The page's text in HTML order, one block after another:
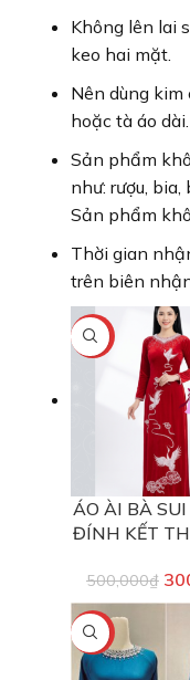
Không lên lai
keo hai mặt.
Nên dùng
hoặc tà áo dài.
Sản phẩm
như: rượu, bia,
Sản phẩm
Thời gian
trên biên
-40%
ÁO ÀI BÀ
ĐÍNH KẾT
500,000₫
-40%